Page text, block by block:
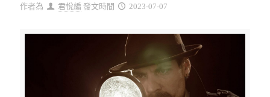
作者為 君悅編 發文時間 2023-07-07